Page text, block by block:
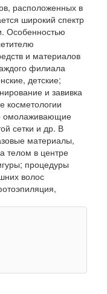
расположенных в
широкий спектр
Особенностью
и материалов
филиала
детские;
и завивка
косметологии
омолаживающие
сетки и др. В
материалы,
телом в центре
процедуры
волос